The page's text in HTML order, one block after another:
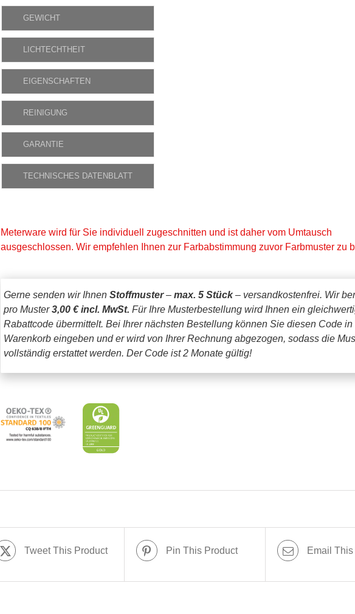
GEWICHT
LICHTECHTHEIT
EIGENSCHAFTEN
REINIGUNG
GARANTIE
TECHNISCHES DATENBLATT
Meterware wird für Sie individuell zugeschnitten und ist daher vom Umtausch
ausgeschlossen. Wir empfehlen Ihnen zur Farbabstimmung zuvor Farbmuster zu
Gerne senden wir Ihnen Stoffmuster– max. 5 Stück– versandkostenfrei. Wir
pro Muster3,00 € incl. MwSt. Für Ihre Musterbestellung wird Ihnen ein
Rabattcode übermittelt. Bei Ihrer nächsten Bestellung können Sie diesen Code in
Warenkorb eingeben und er wird von Ihrer Rechnung abgezogen, sodass die
vollständig erstattet werden. Der Code ist 2 Monate gültig!
Tweet This Product Pin This Product Email